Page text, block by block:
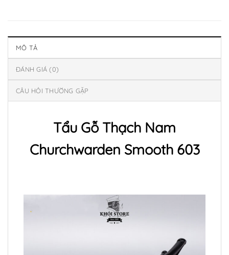
MÔ TẢ
ĐÁNH GIÁ (0)
CÂU HỎI THƯỜNG GẶP
Tẩu Gỗ Thạch Nam
Churchwarden Smooth 603